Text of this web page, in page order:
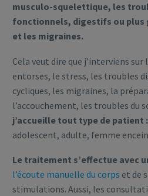
musculo-squelettique, les
fonctionnels, digestifs ou plus
et les migraines.
Cela veut dire que j’interviens sur
entorses, le stress, les troubles
cycliques, les migraines, la
l’accouchement, les troubles
j’accueille tout type de patient :
adolescent, adulte, femme
Le traitement s’effectue avec
l’écoute manuelle du corps et de
stimulations. Aussi, les